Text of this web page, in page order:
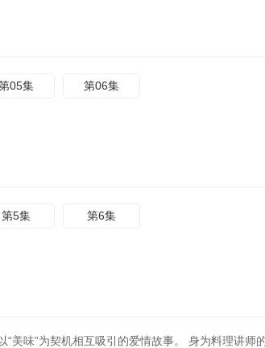
05集 第06集
第5集 第6集
美味”为契机相互吸引的爱情故事。 身为料理讲师